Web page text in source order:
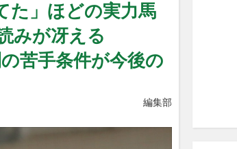
た」ほどの実力馬
みが冴える
苦手条件が今後の
編集部